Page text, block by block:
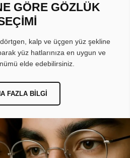
GÖRE GÖZLÜK
kalp ve üçgen yüz şekline
yüz hatlarınıza en uygun ve
elde edebilirsiniz.
FAZLA BILGI